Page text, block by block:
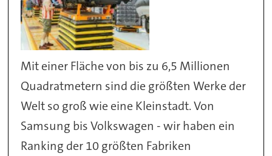
Mit einer Fläche von bis zu 6,5 Millionen
Quadratmetern sind die größten Werke der
Welt so groß wie eine Kleinstadt. Von
Samsung bis Volkswagen - wir haben ein
Ranking der 10 größten Fabriken